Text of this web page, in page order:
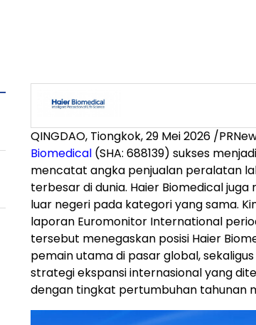
QINGDAO, Tiongkok, 29 Mei 2026 /
Biomedical (SHA: 688139) sukses
mencatat angka penjualan peralatan
terbesar di dunia. Haier Biomedical
luar negeri pada kategori yang sama.
laporan Euromonitor International
tersebut menegaskan posisi Haier
pemain utama di pasar global,
strategi ekspansi internasional yang
dengan tingkat pertumbuhan tahunan